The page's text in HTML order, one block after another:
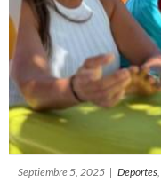
Septiembre 5, 2025 | Deportes